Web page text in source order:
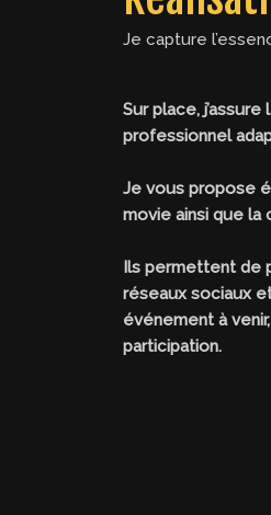
Je capture
Sur place,
professionnel
Je vous propose
movie ainsi que la
Ils permettent de
réseaux sociaux
événement à
participation.